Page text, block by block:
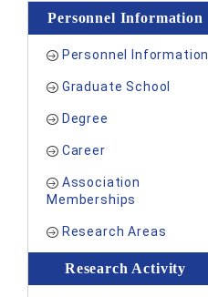
Personnel Information
Personnel Information
Graduate School
Degree
Career
Association
Memberships
Research Areas
Research Activity